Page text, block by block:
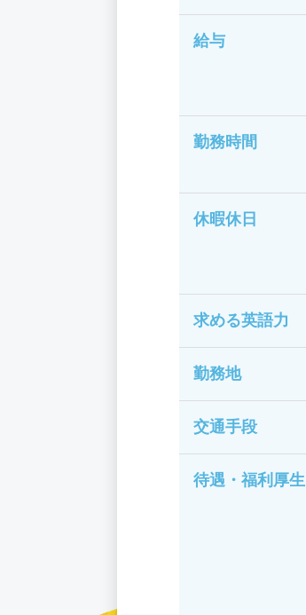
給与
勤務時間
休暇休日
求める英語力
勤務地
交通手段
待遇・福利厚生